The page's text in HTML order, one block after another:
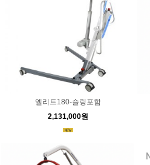
엘리트180-슬링포함
2,131,000원